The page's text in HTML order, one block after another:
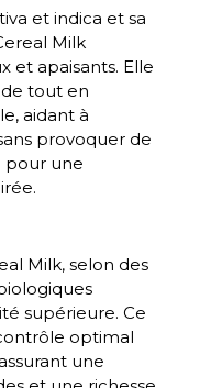
et indica et sa
Milk
et apaisants. Elle
tout en
aidant à
provoquer de
pour une
Milk, selon des
supérieure. Ce
optimal
une